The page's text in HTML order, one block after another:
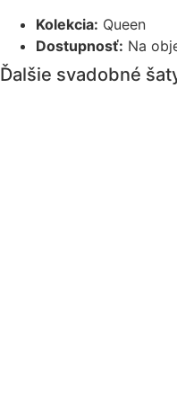
Kolekcia: Queen
Dostupnosť: Na
Ďalšie svadobné